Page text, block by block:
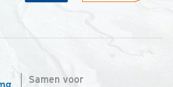
Samen voor